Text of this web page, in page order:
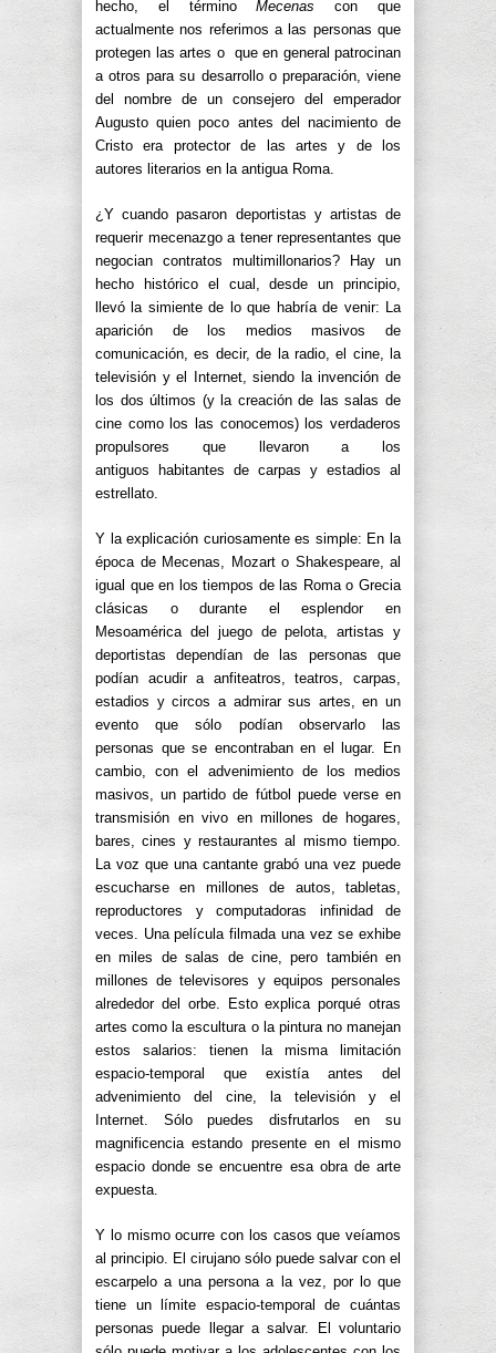
hecho, el términoMecenas con que
actualmente nos referimos a las personas que
protegen las artes o que en general patrocinan
a otros para su desarrollo o preparación, viene
del nombre de un consejero del emperador
Augusto quien poco antes del nacimiento de
Cristo era protector de las artes y de los
autores literarios en la antigua Roma.
¿Y cuando pasaron deportistas y artistas de
requerir mecenazgo a tener representantes que
negocian contratos multimillonarios? Hay un
hecho histórico el cual, desde un principio,
llevó la simiente de lo que habría de venir: La
aparición de los medios masivos de
comunicación, es decir, de la radio, el cine, la
televisión y el Internet, siendo la invención de
los dos últimos (y la creación de las salas de
cine como los las conocemos) los verdaderos
propulsores que llevaron a los
antiguos habitantes de carpas y estadios al
estrellato.
Y la explicación curiosamente es simple: En la
época de Mecenas, Mozart o Shakespeare, al
igual que en los tiempos de las Roma o Grecia
clásicas o durante el esplendor en
Mesoamérica del juego de pelota, artistas y
deportistas dependían de las personas que
podían acudir a anfiteatros, teatros, carpas,
estadios y circos a admirar sus artes, en un
evento que sólo podían observarlo las
personas que se encontraban en el lugar. En
cambio, con el advenimiento de los medios
masivos, un partido de fútbol puede verse en
transmisión en vivo en millones de hogares,
bares, cines y restaurantes al mismo tiempo.
La voz que una cantante grabó una vez puede
escucharse en millones de autos, tabletas,
reproductores y computadoras infinidad de
veces. Una película filmada una vez se exhibe
en miles de salas de cine, pero también en
millones de televisores y equipos personales
alrededor del orbe. Esto explica porqué otras
artes como la escultura o la pintura no manejan
estos salarios: tienen la misma limitación
espacio-temporal que existía antes del
advenimiento del cine, la televisión y el
Internet. Sólo puedes disfrutarlos en su
magnificencia estando presente en el mismo
espacio donde se encuentre esa obra de arte
expuesta.
Y lo mismo ocurre con los casos que veíamos
al principio. El cirujano sólo puede salvar con el
escarpelo a una persona a la vez, por lo que
tiene un límite espacio-temporal de cuántas
personas puede llegar a salvar. El voluntario